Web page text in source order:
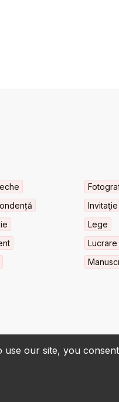
our site, you
Invitaţie
Lege